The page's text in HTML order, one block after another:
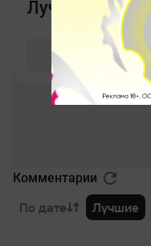
Комментарии
По дате Лучшие